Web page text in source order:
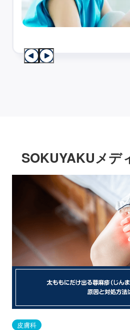
SOKUYAKUメデ
皮膚科